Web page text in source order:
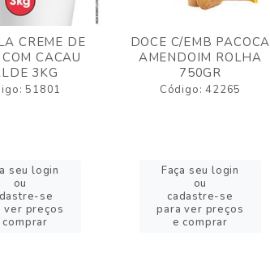
CREME DE
CACAU
3KG
51801
seu login
ou
se
ver preços
comprar
DOCE C/EMB PACOCA
AMENDOIM ROLHA
750GR
Código: 42265
Faça seu login
ou
cadastre-se
para ver preços
e comprar